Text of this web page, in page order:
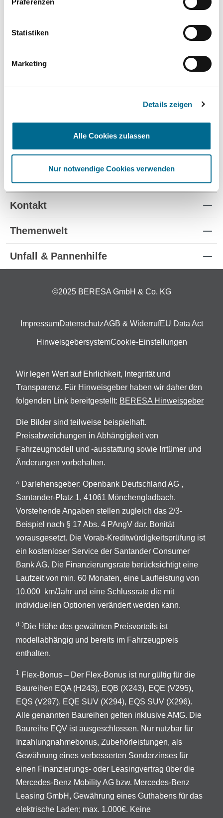
Präferenzen
Statistiken
Marketing
Details zeigen
Alle Cookies zulassen
Nur notwendige Cookies verwenden
Schnelle Verfügbarkeit
Flexible Laufzeiten ✔ - -
- -
Standorte
Kontakt
Themenwelt
Unfall & Pannenhilfe
©2025 BERESA GmbH & Co. KG
ImpressumDatenschutzAGB & WiderrufEU Data Act
HinweisgebersystemCookie-Einstellungen
Wir legen Wert auf Ehrlichkeit, Integrität und
Transparenz. Für Hinweisgeber haben wir daher den
folgenden Link bereitgestellt: BERESA Hinweisgeber
Die Bilder sind teilweise beispielhaft.
Preisabweichungen in Abhängigkeit von
Fahrzeugmodell und -ausstattung sowie Irrtümer und
Änderungen vorbehalten.
A
Darlehensgeber: Openbank Deutschland AG ,
Santander-Platz 1, 41061 Mönchengladbach.
Vorstehende Angaben stellen zugleich das 2/3-
Beispiel nach § 17 Abs. 4 PAngV dar. Bonität
vorausgesetzt. Die Vorab-Kreditwürdigkeitsprüfung ist
ein kostenloser Service der Santander Consumer
Bank AG. Die Finanzierungsrate berücksichtigt eine
Laufzeit von min. 60 Monaten, eine Laufleistung von
10.000 km/Jahr und eine Schlussrate die mit
individuellen Optionen verändert werden kann.
(E)Die Höhe des gewährten Preisvorteils ist
modellabhängig und bereits im Fahrzeugpreis
enthalten.
1 Flex-Bonus – Der Flex-Bonus ist nur gültig für die
Baureihen EQA (H243), EQB (X243), EQE (V295),
EQS (V297), EQE SUV (X294), EQS SUV (X296).
Alle genannten Baureihen gelten inklusive AMG. Die
Baureihe EQV ist ausgeschlossen. Nur nutzbar für
Inzahlungnahmebonus, Zubehörleistungen, als
Gewährung eines verbesserten Sonderzinses für
einen Finanzierungs- oder Leasingvertrag über die
Mercedes-Benz Mobility AG bzw. Mercedes-Benz
Leasing GmbH, Gewährung eines Guthabens für das
elektrische Laden; max. 1.000€. Keine